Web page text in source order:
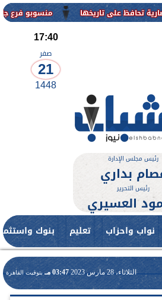
منسوبو فرع جامعة الأزهر
17:40
صفر
21
1448
رئيس مجلس الإدارة
بداري
رئيس التحرير
العسيري
نواب واحزاب تعليم بنوك
الثلاثاء، 28 مارس 2023 03:47 مـ بتوقيت القاهرة